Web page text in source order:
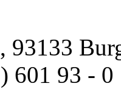
93133
601 93 -